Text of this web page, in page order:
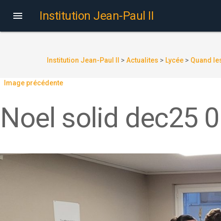
 Institution Jean-Paul II
Institution Jean-Paul II > Actualites > Lycée > Quand
Image précédente
Noel solid dec25